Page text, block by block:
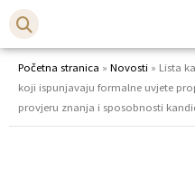
Početna stranica » Novosti » Lista
koji ispunjavaju formalne uvjete
provjeru znanja i sposobnosti